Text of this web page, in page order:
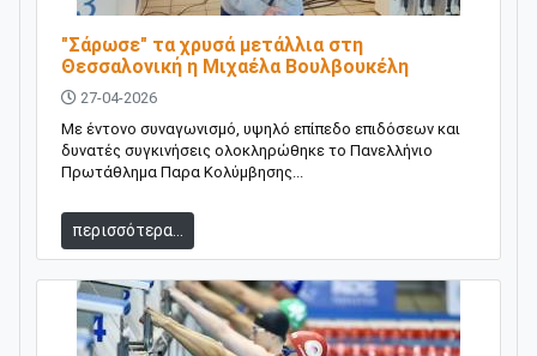
"Σάρωσε" τα χρυσά μετάλλια στη
Θεσσαλονική η Μιχαέλα Βουλβουκέλη
27-04-2026
Με έντονο συναγωνισμό, υψηλό επίπεδο επιδόσεων και
δυνατές συγκινήσεις ολοκληρώθηκε το Πανελλήνιο
Πρωτάθλημα Παρα Κολύμβησης...
περισσότερα...